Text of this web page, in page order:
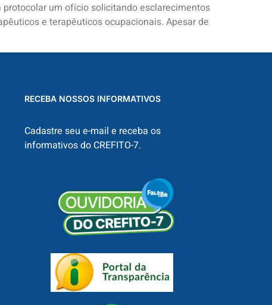
protocolar um ofício solicitando esclarecimentos
e terapêuticos ocupacionais. Apesar de
RECEBA NOSSOS INFORMATIVOS
Cadastre seu e-mail e receba os
informativos do CREFITO-7.